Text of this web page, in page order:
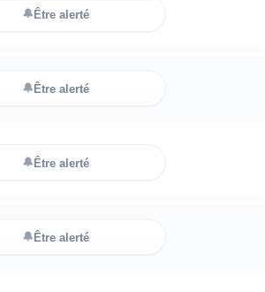
🔔Être alerté
🔔Être alerté
🔔Être alerté
🔔Être alerté